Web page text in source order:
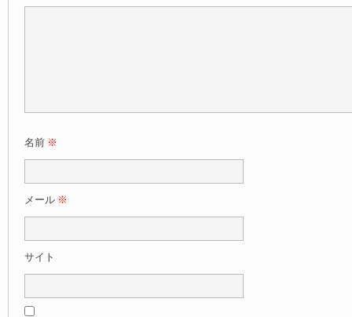
名前 ※
メール ※
サイト